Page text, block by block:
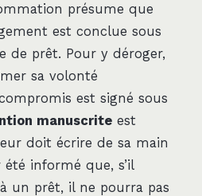
présume que
est conclue sous
de prêt. Pour y déroger,
sa volonté
est signé sous
manuscrite est
doit écrire de sa main
informé que, s’il
un prêt, il ne pourra pas